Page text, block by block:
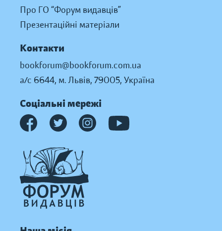
Про ГО “Форум видавців”
Презентаційні матеріали
Контакти
bookforum@bookforum.com.ua
а/с 6644, м. Львів, 79005, Україна
Соціальні мережі